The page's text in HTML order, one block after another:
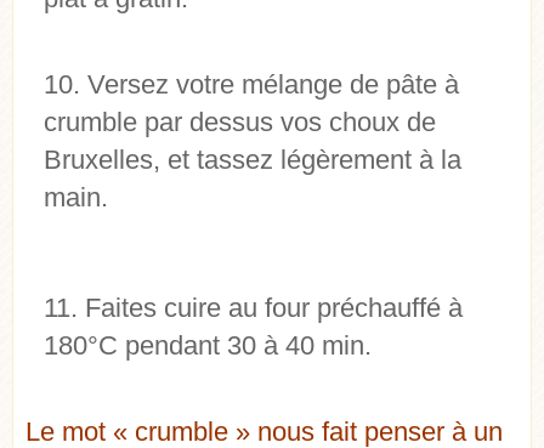
Versez votre mélange de pâte à
crumble par dessus vos choux de
Bruxelles, et tassez légèrement à la
main.
Faites cuire au four préchauffé à
180°C pendant 30 à 40 min.
Le mot « crumble » nous fait penser à un